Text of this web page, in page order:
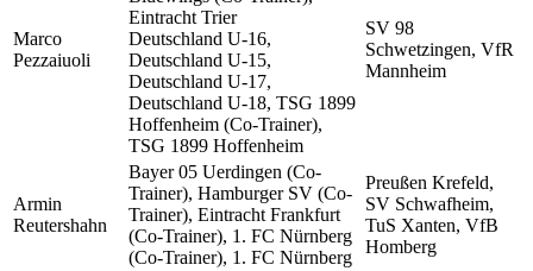
Marco
Pezzaiuoli
Eintracht Trier
Deutschland U-16,
Deutschland U-15,
Deutschland U-17,
Deutschland U-18, TSG 1899
Hoffenheim (Co-Trainer),
TSG 1899 Hoffenheim
SV 98
Schwetzingen, VfR
Mannheim
Armin
Reutershahn
Bayer 05 Uerdingen (Co-
Trainer), Hamburger SV (Co-
Trainer), Eintracht Frankfurt
(Co-Trainer), 1. FC Nürnberg
(Co-Trainer), 1. FC Nürnberg
Preußen Krefeld,
SV Schwafheim,
TuS Xanten, VfB
Homberg